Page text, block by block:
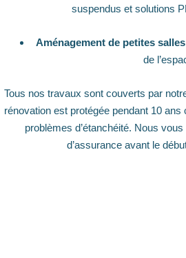
suspendus et solutions
Aménagement de petites
de
Tous nos travaux sont couverts par
rénovation est protégée pendant 10
problèmes d’étanchéité. Nous
d’assurance avant le